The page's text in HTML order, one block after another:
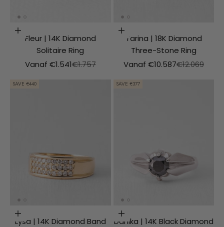
Choosing options
Fleur | 14K Diamond
Solitaire Ring
Aanbiedingsprijs
Vanaf €1.541Normale prijs
€1.757
Choosing options
Yarina | 18K Diamond
Three-Stone Ring
Aanbiedingsprijs
Vanaf €10.587Normale prijs
€12.069
SAVE €440
Choosing options
Lysa | 14K Diamond Band
SAVE €377
Choosing options
Danika | 14K Black Diamond